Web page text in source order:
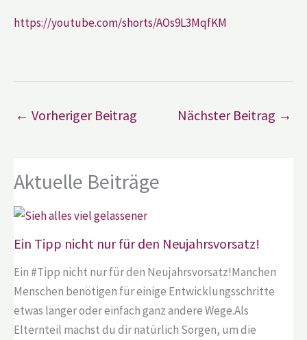
https://youtube.com/shorts/AOs9L3MqfKM
← Vorheriger Beitrag Nächster Beitrag →
Aktuelle Beiträge
Ein Tipp nicht nur für den Neujahrsvorsatz!
Ein #Tipp nicht nur für den Neujahrsvorsatz!Manchen
Menschen benötigen für einige Entwicklungsschritte
etwas länger oder einfach ganz andere Wege.Als
Elternteil machst du dir natürlich Sorgen, um die